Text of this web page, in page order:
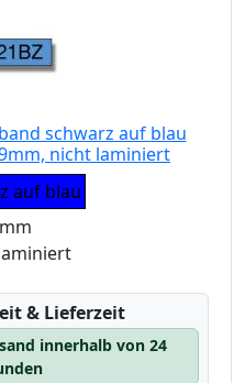
schwarz auf blau
nicht laminiert
auf blau
& Lieferzeit
innerhalb von 24